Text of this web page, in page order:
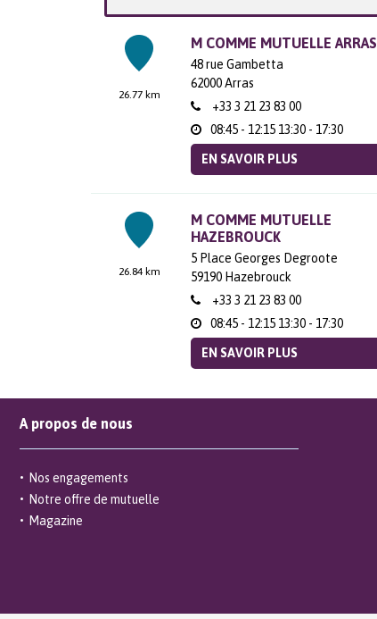
26.77 km
M COMME MUTUELLE ARRAS
48 rue Gambetta
62000Arras
+33 3 21 23 83 00
08:45 - 12:15 13:30 - 17:30
EN SAVOIR PLUS
26.84 km
M COMME MUTUELLE
HAZEBROUCK
5 Place Georges Degroote
59190 Hazebrouck
+33 3 21 23 83 00
08:45 - 12:15 13:30 - 17:30
EN SAVOIR PLUS
32 Rue des Clouteries
A propos de nous
Nos engagements
Notre offre de mutuelle
Magazine